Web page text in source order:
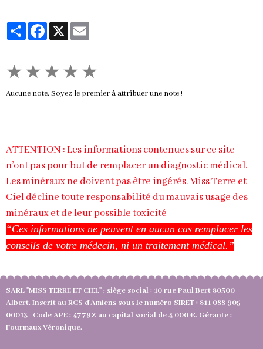
PartagerFacebook
X
★ ★ ★ ★ ★
Aucune note. Soyez le premier à attribuer une note !
ATTENTION : Les informations contenues sur ce site
n’ont pas pour but de remplacer un diagnostic médical.
Les minéraux ne doivent pas être ingérés. Miss Terre et
Ciel décline toute responsabilité du mauvais usage des
minéraux et de leur possible toxicité
“Ces informations ne peuvent en aucun cas remplacer les
conseils de votre médecin, ni un traitement médical.”
SARL "MISS TERRE ET CIEL" ; siège social : 10 rue Paul Bert 80300
Albert. Inscrit au RCS d'Amiens sous le numéro SIRET : 811 088 905
00013 Code APE : 4779Z au capital social de 4 000 €. Gérante :
Fourmaux Véronique.